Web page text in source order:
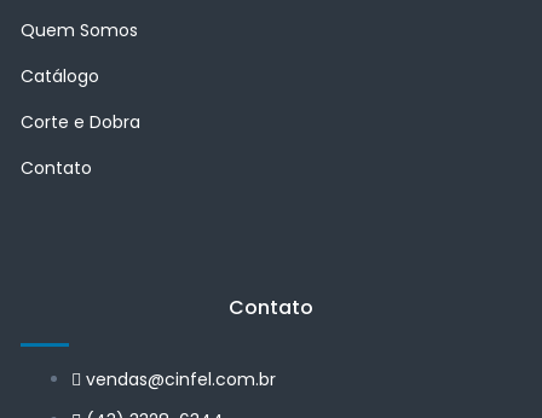
Quem Somos
Catálogo
Corte e Dobra
Contato
Contato
vendas@cinfel.com.br